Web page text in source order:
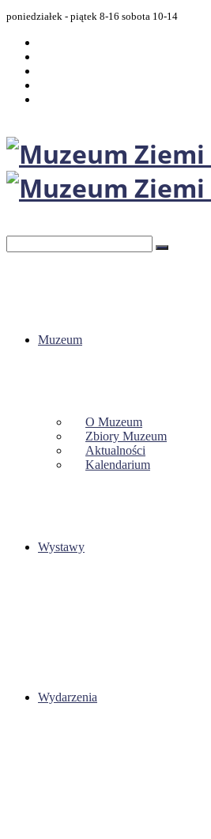
poniedziałek - piątek 8-16 sobota 10-14
Muzeum
O Muzeum
Zbiory Muzeum
Aktualności
Kalendarium
Wystawy
Wydarzenia